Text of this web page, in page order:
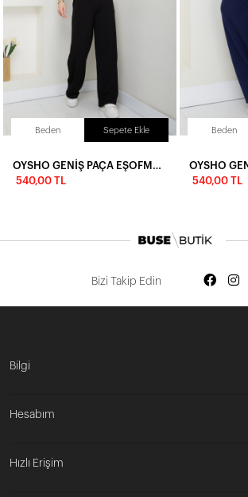
Beden Sepete Ekle
540,00 TL
Beden
540,00 TL
Bizi Takip Edin
Bilgi
Hesabım
Hızlı Erişim